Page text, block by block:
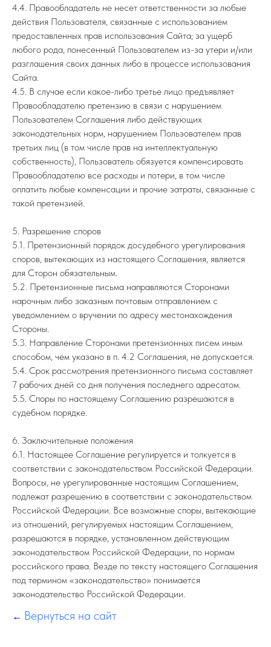
4.4. Правообладатель не несет ответственности за любые
действия Пользователя, связанные с использованием
предоставленных прав использования Сайта; за ущерб
любого рода, понесенный Пользователем из-за утери и/или
разглашения своих данных либо в процессе использования
Сайта.
4.5. В случае если какое-либо третье лицо предъявляет
Правообладателю претензию в связи с нарушением
Пользователем Соглашения либо действующих
законодательных норм, нарушением Пользователем прав
третьих лиц (в том числе прав на интеллектуальную
собственность), Пользователь обязуется компенсировать
Правообладателю все расходы и потери, в том числе
оплатить любые компенсации и прочие затраты, связанные с
такой претензией.
5. Разрешение споров
5.1. Претензионный порядок досудебного урегулирования
споров, вытекающих из настоящего Соглашения, является
для Сторон обязательным.
5.2. Претензионные письма направляются Сторонами
нарочным либо заказным почтовым отправлением с
уведомлением о вручении по адресу местонахождения
Стороны.
5.3. Направление Сторонами претензионных писем иным
способом, чем указано в п. 4.2 Соглашения, не допускается.
5.4. Срок рассмотрения претензионного письма составляет
7 рабочих дней со дня получения последнего адресатом.
5.5. Споры по настоящему Соглашению разрешаются в
судебном порядке.
6. Заключительные положения
6.1. Настоящее Соглашение регулируется и толкуется в
соответствии с законодательством Российской Федерации.
Вопросы, не урегулированные настоящим Соглашением,
подлежат разрешению в соответствии с законодательством
Российской Федерации. Все возможные споры, вытекающие
из отношений, регулируемых настоящим Соглашением,
разрешаются в порядке, установленном действующим
законодательством Российской Федерации, по нормам
российского права. Везде по тексту настоящего Соглашения
под термином «законодательство» понимается
законодательство Российской Федерации.
← Вернуться на сайт